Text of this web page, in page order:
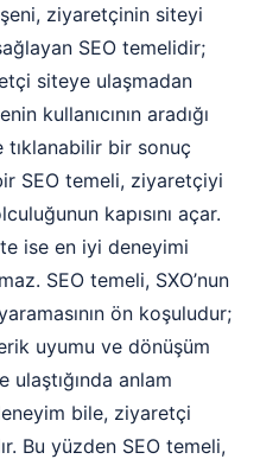
ziyaretçinin siteyi
SEO temelidir;
siteye ulaşmadan
kullanıcının aradığı
tıklanabilir bir sonuç
SEO temeli, ziyaretçiyi
kapısını açar.
ise en iyi deneyimi
SEO temeli, SXO’nun
ön koşuludur;
uyumu ve dönüşüm
anlam
bile, ziyaretçi
Bu yüzden SEO temeli,